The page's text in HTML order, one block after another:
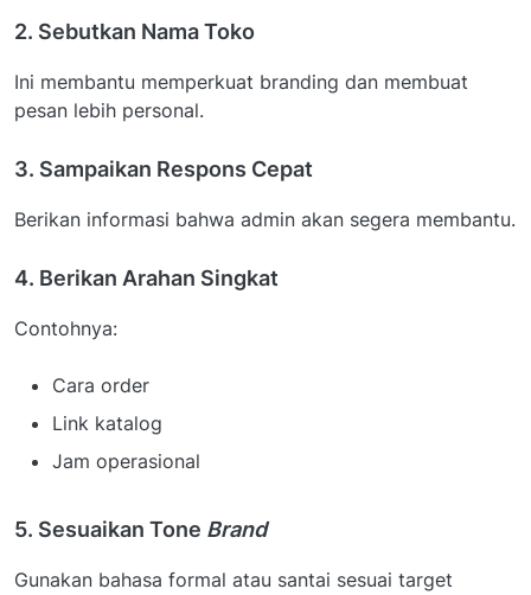
2. Sebutkan Nama Toko
Ini membantu memperkuat branding dan membuat
pesan lebih personal.
3. Sampaikan Respons Cepat
Berikan informasi bahwa admin akan segera membantu.
4. Berikan Arahan Singkat
Contohnya:
Cara order
Link katalog
Jam operasional
5. Sesuaikan Tone Brand
Gunakan bahasa formal atau santai sesuai target